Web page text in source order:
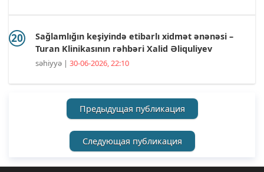
Sağlamlığın keşiyində etibarlı xidmət ənənəsi –
Turan Klinikasının rəhbəri Xalid Əliquliyev
səhiyyə | 30-06-2026, 22:10
Предыдущая публикация
Следующая публикация